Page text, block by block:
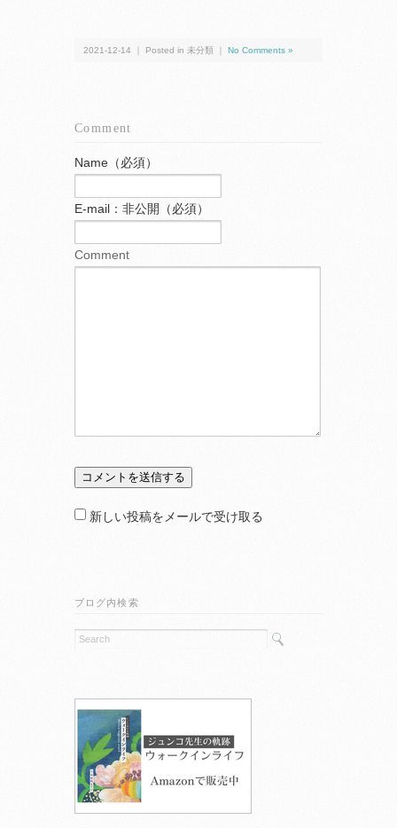
2021-12-14 ｜ Posted in 未分類 ｜ No Comments »
Comment
Name（必須）
E-mail：非公開（必須）
Comment
新しい投稿をメールで受け取る
ブログ内検索